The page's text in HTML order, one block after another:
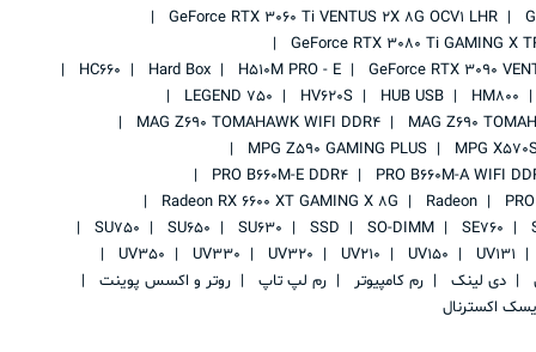
GeForce RTX 3060 Ti VENTUS 2X 8G OCV1 LHR
GeForce RTX 3080 Ti GAMING X
GeForce RTX 3090
H510M PRO - E
Hard Box
HC660
HM800
HUB USB
HV620S
LEGEND 750
MAG Z690
MAG Z690 TOMAHAWK WIFI DDR4
MPG
MPG Z590 GAMING PLUS
PRO B660M-A WIFI
PRO B660M-E DDR4
Radeon
Radeon RX 6600 XT GAMING X 8G
SE760
SO-DIMM
SSD
SU630
SU650
SU750
UV131
UV150
UV210
UV320
UV330
UV350
دی لینک رم کامپیوتر رم لپ تاپ
روتر و اکسس پوینت
اکسترنال